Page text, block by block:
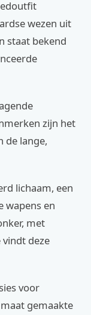
wezen uit
staat bekend
zijn het
de lange,
lichaam, een
wapens en
met
vindt deze
voor
gemaakte